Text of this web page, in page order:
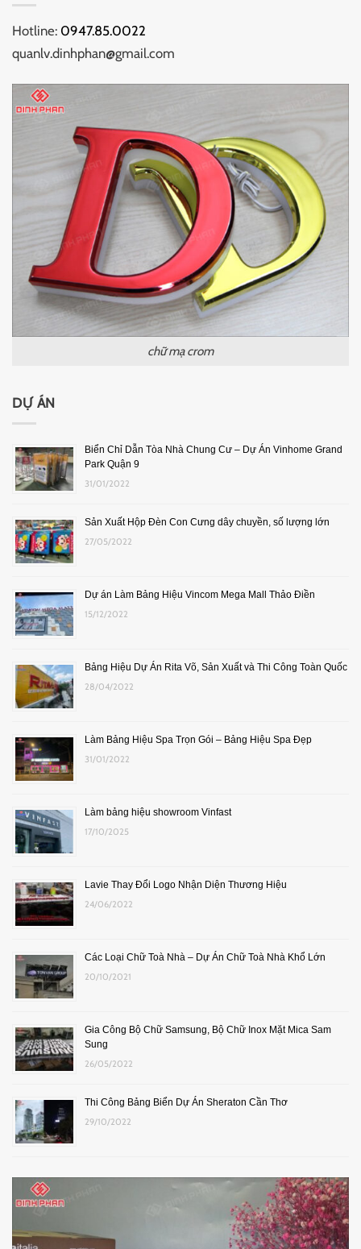
Hotline: 0947.85.0022
quanlv.dinhphan@gmail.com
chữ mạ crom
DỰ ÁN
Biển Chỉ Dẫn Tòa Nhà Chung Cư – Dự Án Vinhome Grand
Park Quận 9
31/01/2022
Sản Xuất Hộp Đèn Con Cưng dây chuyền, số lượng lớn
27/05/2022
Dự án Làm Bảng Hiệu Vincom Mega Mall Thảo Điền
15/12/2022
Bảng Hiệu Dự Án Rita Võ, Sản Xuất và Thi Công Toàn Quốc
28/04/2022
Làm Bảng Hiệu Spa Trọn Gói – Bảng Hiệu Spa Đẹp
31/01/2022
Làm bảng hiệu showroom Vinfast
17/10/2025
Lavie Thay Đổi Logo Nhận Diện Thương Hiệu
24/06/2022
Các Loại Chữ Toà Nhà – Dự Án Chữ Toà Nhà Khổ Lớn
20/10/2021
Gia Công Bộ Chữ Samsung, Bộ Chữ Inox Mặt Mica Sam
Sung
26/05/2022
Thi Công Bảng Biển Dự Án Sheraton Cần Thơ
29/10/2022